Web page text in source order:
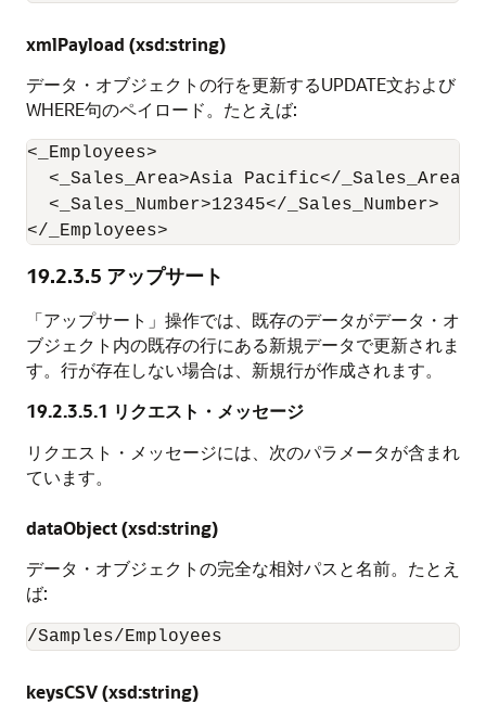
xmlPayload (xsd:string)
データ・オブジェクトの行を更新するUPDATE文および
WHERE句のペイロード。たとえば:
<_Employees>
<_Sales_Area>Asia Pacific</_Sales_Area>
<_Sales_Number>12345</_Sales_Number>
</_Employees>
19.2.3.5 アップサート
「アップサート」操作では、既存のデータがデータ・オ
ブジェクト内の既存の行にある新規データで更新されま
す。行が存在しない場合は、新規行が作成されます。
19.2.3.5.1 リクエスト・メッセージ
リクエスト・メッセージには、次のパラメータが含まれ
ています。
dataObject (xsd:string)
データ・オブジェクトの完全な相対パスと名前。たとえ
ば:
/Samples/Employees
keysCSV (xsd:string)